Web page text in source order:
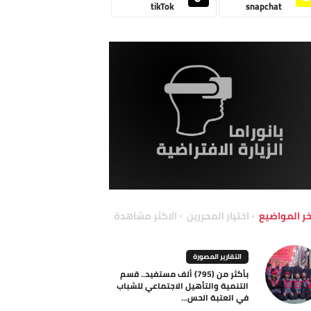
snapchat
tikTok
المواضيع اختيار المحررين الاكثر مشاهدة
التقارير المصورة
بأكثر من (795) ألف مستفيد.. قسم
التنمية والتأهيل الاجتماعي للشباب
في العتبة الحس...